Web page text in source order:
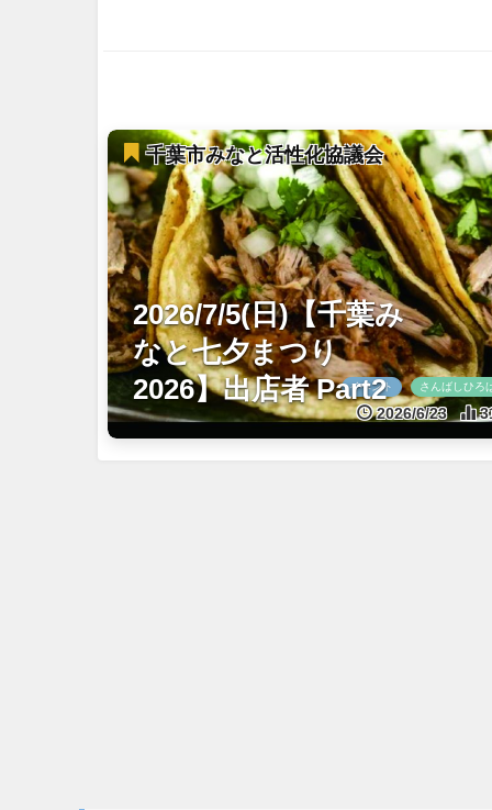
千葉市みなと活性化協議会
2026/7/5(日)【千葉み
なと七夕まつり
2026】出店者 Part2
イベント さんばしひろ
2026/6/23